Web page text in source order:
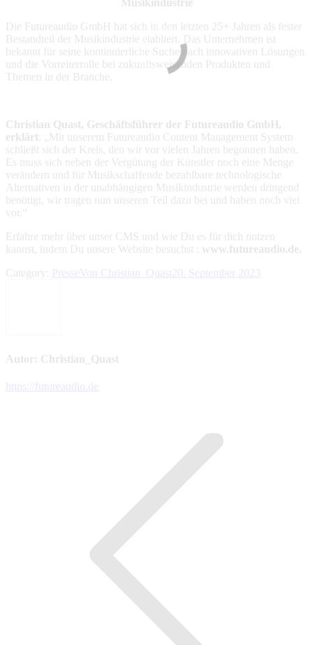
Die Futureaudio GmbH hat sich in den letzten 25+ Jahren als fester
Bestandteil der Musikindustrie etabliert. Das Unternehmen ist
bekannt für seine kontinuierliche Suche nach innovativen Lösungen
und die Vorreiterrolle bei zukunftsweisenden Produkten und
Themen in der Branche.
Christian Quast, Geschäftsführer der Futureaudio GmbH,
erklärt
: „Mit unserem Futureaudio Content Management System
schließt sich der Kreis, den wir vor vielen Jahren begonnen haben.
Es muss sich neben der Vergütung der Künstler noch eine Menge
verändern und für Musikschaffende bezahlbare technologische
Alternativen in der unabhängigen Musikindustrie werden dringend
benötigt, wir tragen nun unseren Teil dazu bei und haben noch viel
vor.“
Erfahre mehr über unser CMS und wie Du es für dich nutzen
kannst, indem Du unsere Website besuchst : www.futureaudio.de.
Category:
PresseVon Christian_Quast 20. September 2023
Autor: Christian_Quast
https://futureaudio.de